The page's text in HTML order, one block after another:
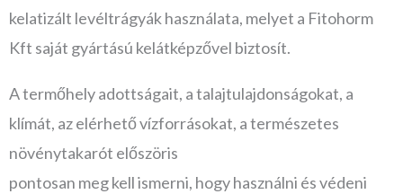
kelatizált levéltrágyák használata, melyet a Fitohorm
Kft saját gyártású kelátképzővel biztosít.
A termőhely adottságait, a talajtulajdonságokat, a
klímát, az elérhető vízforrásokat, a természetes
növénytakarót előszöris
pontosan meg kell ismerni, hogy használni és védeni